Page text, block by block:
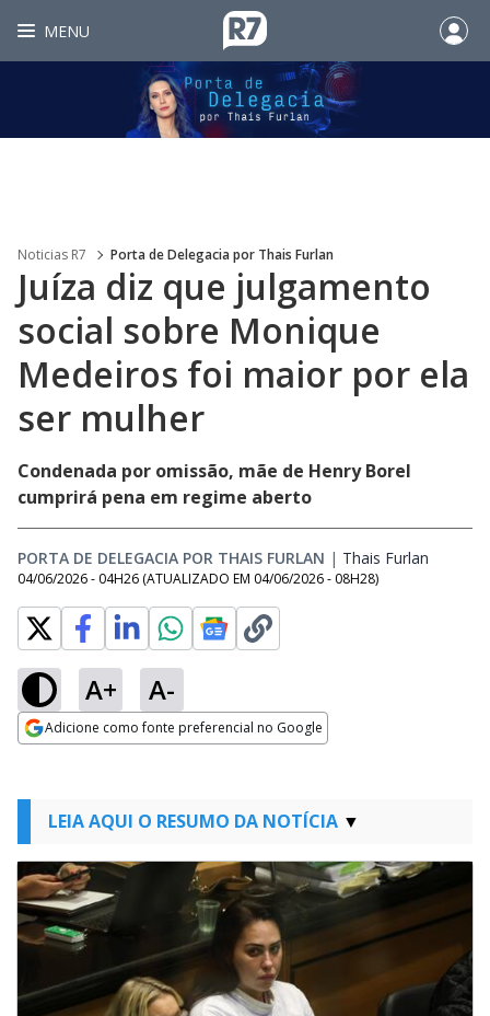
MENU
Noticias R7 Porta de Delegacia por Thais Furlan
Juíza diz que julgamento
social sobre Monique
Medeiros foi maior por ela
ser mulher
Condenada por omissão, mãe de Henry Borel
cumprirá pena em regime aberto
PORTA DE DELEGACIA POR THAIS FURLAN | Thais Furlan
04/06/2026 - 04H26 (ATUALIZADO EM 04/06/2026 - 08H28)
A+ A-
Adicione como fonte preferencial no Google
LEIA AQUI O RESUMO DA NOTÍCIA